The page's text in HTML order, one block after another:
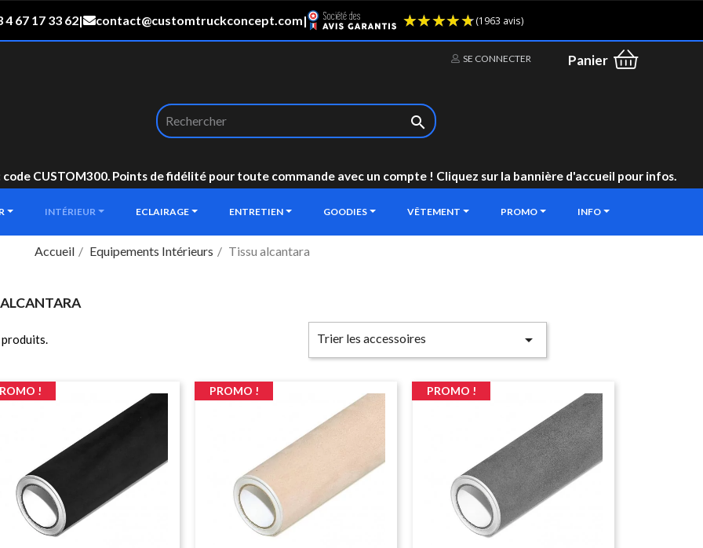
4 67 17 33 62| contact@customtruckconcept.com|
SE CONNECTER Panier

code CUSTOM300. Points de fidélité pour toute commande avec un compte ! Cliquez sur la bannière d'accueil pour infos.
INTÉRIEUR ECLAIRAGE ENTRETIEN GOODIES VÊTEMENT PROMO INFO
Accueil Equipements Intérieurs Tissu alcantara
Trier les accessoires 
! PROMO ! PROMO !